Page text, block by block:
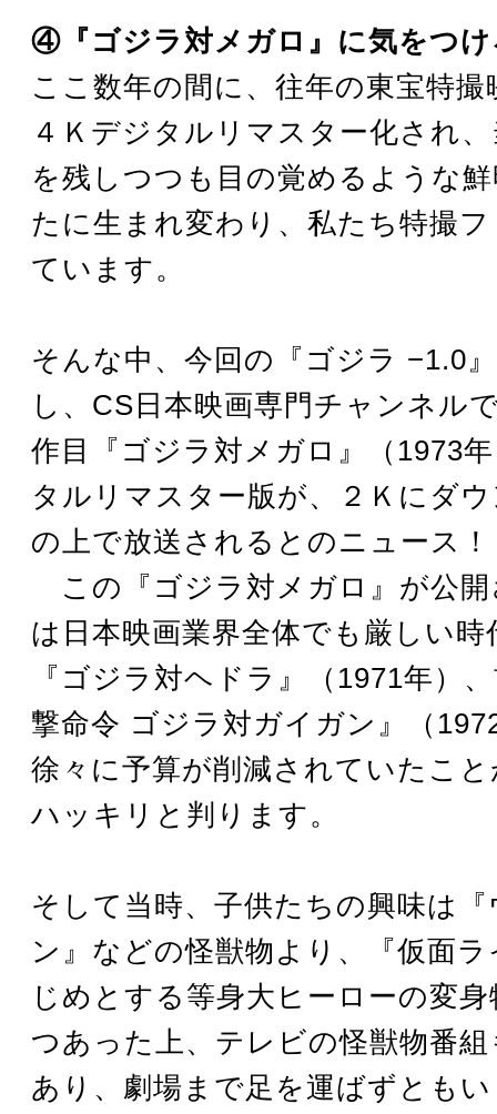
④『ゴジラ対メガロ』に気をつけ
ここ数年の間に、往年の東宝特撮
４Ｋデジタルリマスター化され
を残しつつも目の覚めるような
たに生まれ変わり、私たち特撮
ています。
そんな中、今回の『ゴジラ −1.0
し、CS日本映画専門チャンネル
作目『ゴジラ対メガロ』（1973
タルリマスター版が、２Ｋにダ
の上で放送されるとのニュース！
この『ゴジラ対メガロ』が公開
は日本映画業界全体でも厳しい時
『ゴジラ対ヘドラ』（1971年）
撃命令 ゴジラ対ガイガン』（
徐々に予算が削減されていたこ
ハッキリと判ります。
そして当時、子供たちの興味は
ン』などの怪獣物より、『仮面
じめとする等身大ヒーローの変
つあった上、テレビの怪獣物番
あり、劇場まで足を運ばずとも